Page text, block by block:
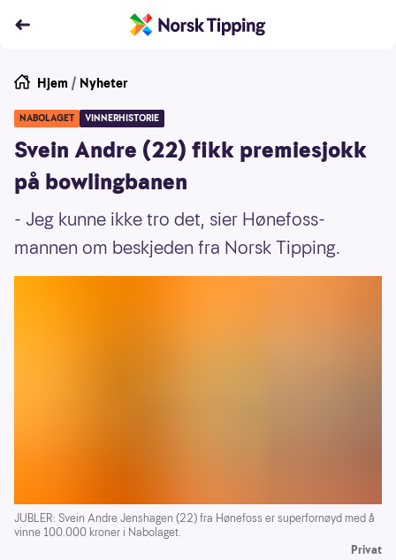
Hjem / Nyheter
NABOLAGET VINNERHISTORIE
Svein Andre (22) fikk premiesjokk
på bowlingbanen
- Jeg kunne ikke tro det, sier Hønefoss-
mannen om beskjeden fra Norsk Tipping.
JUBLER: Svein Andre Jenshagen (22) fra Hønefoss er superfornøyd med å
vinne 100.000 kroner i Nabolaget.
Privat